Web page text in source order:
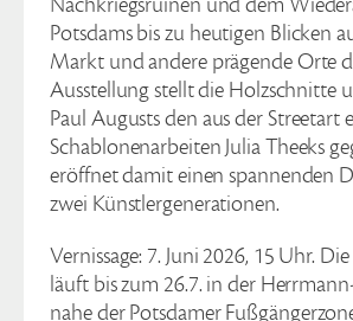
Potsdams bis zu heutigen Blicken
Markt und andere prägende Orte
Ausstellung stellt die Holzschnitte
Paul Augusts den aus der Streetart
Schablonenarbeiten Julia Theeks
eröffnet damit einen spannenden
zwei Künstlergenerationen.
Vernissage: 7. Juni 2026, 15 Uhr.
läuft bis zum 26.7. in der
nahe der Potsdamer